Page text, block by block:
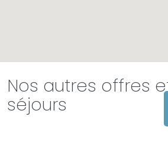
Nos autres offres
séjours